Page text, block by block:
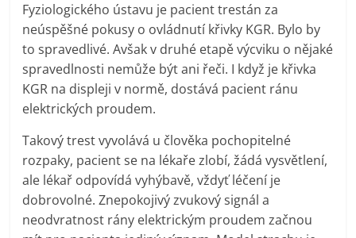
Fyziologického ústavu je pacient trestán za
neúspěšné pokusy o ovládnutí křivky KGR. Bylo by
to spravedlivé. Avšak v druhé etapě výcviku o nějaké
spravedlnosti nemůže být ani řeči. I když je křivka
KGR na displeji v normě, dostává pacient ránu
elektrických proudem.
Takový trest vyvolává u člověka pochopitelné
rozpaky, pacient se na lékaře zlobí, žádá vysvětlení,
ale lékař odpovídá vyhýbavě, vždyť léčení je
dobrovolné. Znepokojivý zvukový signál a
neodvratnost rány elektrickým proudem začnou